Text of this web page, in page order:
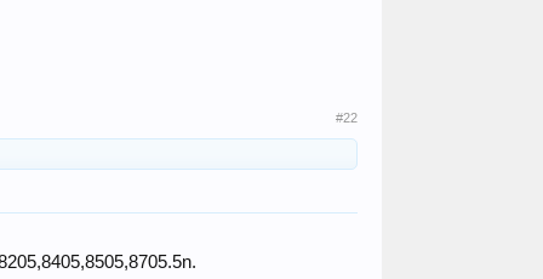
#22